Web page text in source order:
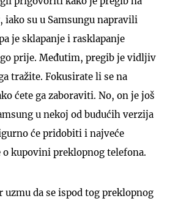
su u Samsungu napravili
je sklapanje i rasklapanje
prije. Međutim, pregib je vidljiv
tražite. Fokusirate li se na
ćete ga zaboraviti. No, on je još
u nekoj od budućih verzija
će pridobiti i najveće
kupovini preklopnog telefona.
uzmu da se ispod tog preklopnog